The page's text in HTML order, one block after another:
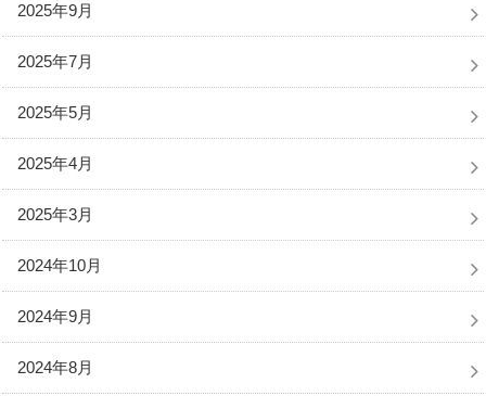
2025年9月
2025年7月
2025年5月
2025年4月
2025年3月
2024年10月
2024年9月
2024年8月